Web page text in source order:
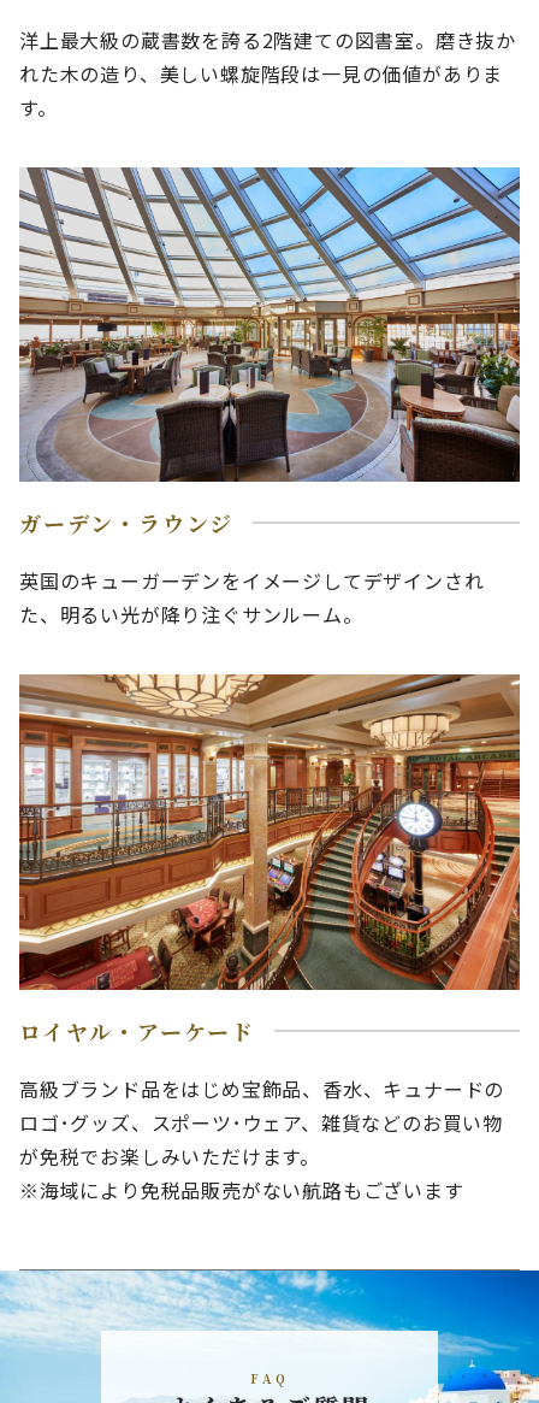
洋上最大級の蔵書数を誇る2階建ての図書室。磨き抜か
れた木の造り、美しい螺旋階段は一見の価値がありま
す。
ガーデン・ラウンジ
英国のキューガーデンをイメージしてデザインされ
た、明るい光が降り注ぐサンルーム。
ロイヤル・アーケード
高級ブランド品をはじめ宝飾品、香水、キュナードの
ロゴ･グッズ、スポーツ･ウェア、雑貨などのお買い物
が免税でお楽しみいただけます。
※海域により免税品販売がない航路もございます
FAQ